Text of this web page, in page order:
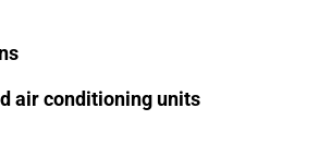
air conditioning units